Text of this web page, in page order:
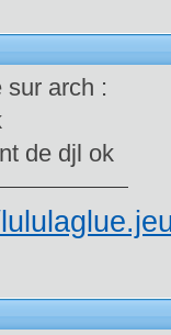
sur arch :
de djl ok